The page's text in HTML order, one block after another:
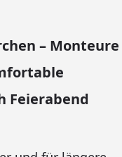
– Monteure
Feierabend